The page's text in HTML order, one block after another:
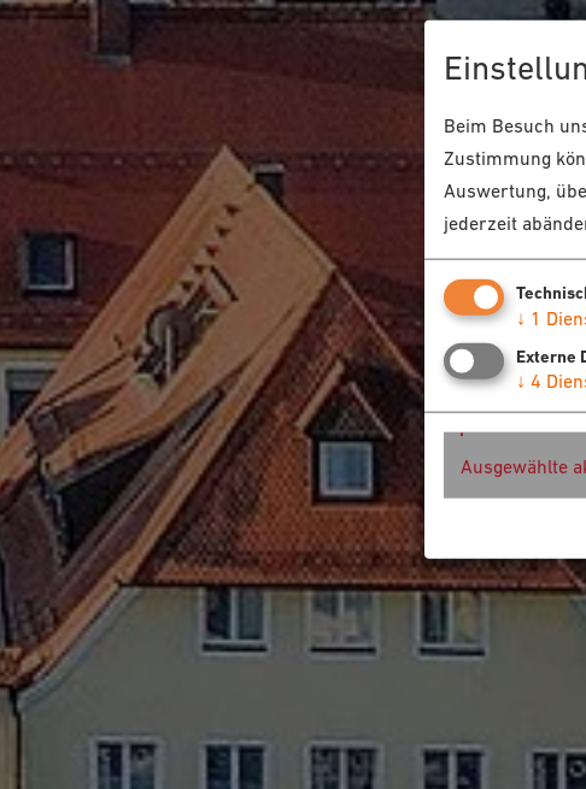
Beim Besuch
Zustimmung
Auswertung,
jederzeit
↓ 1
Externe
↓ 4
Ausgewählte